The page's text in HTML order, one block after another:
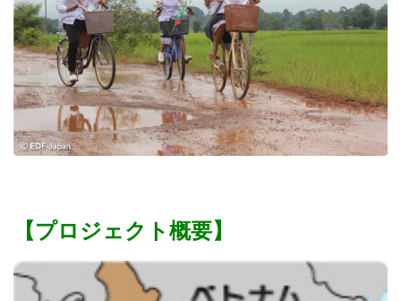
【プロジェクト概要】